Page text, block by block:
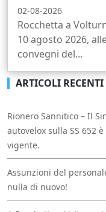
02-08-2026
Rocchetta a
10 agosto 2026,
convegni del...
ARTICOLI RECENTI
Rionero Sannitico – Il
autovelox sulla SS 652
vigente.
Assunzioni del
nulla di nuovo!